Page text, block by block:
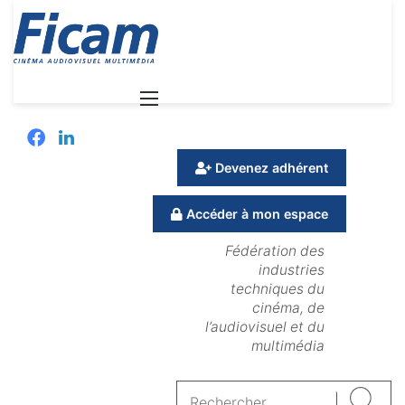
Facebook
Devenez adhérent
Accéder à mon espace
Fédération des
industries
techniques du
cinéma, de
l’audiovisuel et du
multimédia